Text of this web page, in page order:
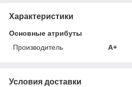
Характеристики
Основные атрибуты
Производитель
A+
Условия доставки